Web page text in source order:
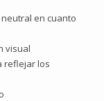
en cuanto
visual
reflejar los